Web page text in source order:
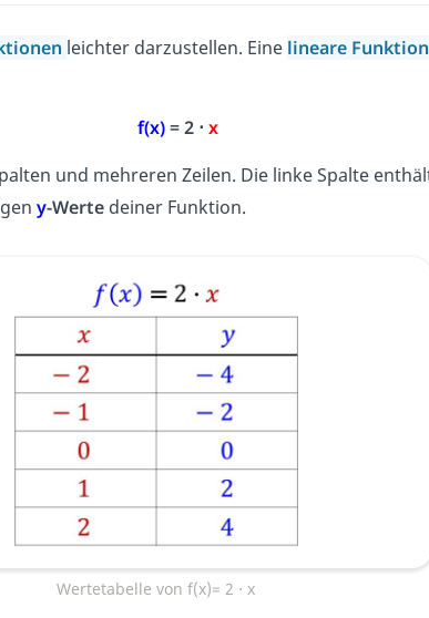
leichter darzustellen. Eine lineare Funktion
f(x)= 2 ⋅ x
und mehreren Zeilen. Die linke Spalte
y-Wertedeiner Funktion.
Wertetabelle von f(x)= 2 ⋅ x